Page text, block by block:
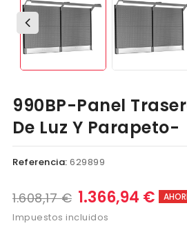
990BP-Panel
De Luz Y Parapeto-
Referencia: 629899
1.608,17 € 1.366,94 €
Impuestos incluidos